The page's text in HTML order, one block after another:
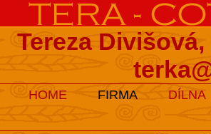
Tereza
HOME FIRMA DÍLNA